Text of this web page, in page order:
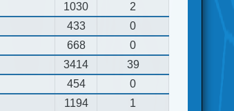
1030
2
433
0
668
0
3414
39
454
0
1194
1